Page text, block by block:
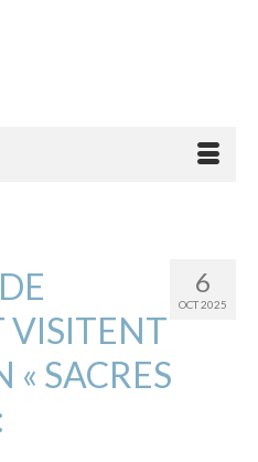
6
OCT 2025
VISITENT
« SACRES